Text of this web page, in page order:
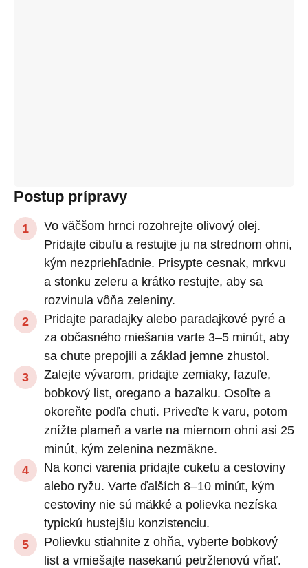
Postup prípravy
Vo väčšom hrnci rozohrejte olivový olej.
Pridajte cibuľu a restujte ju na strednom ohni,
kým nezpriehľadnie. Prisypte cesnak, mrkvu
a stonku zeleru a krátko restujte, aby sa
rozvinula vôňa zeleniny.
Pridajte paradajky alebo paradajkové pyré a
za občasného miešania varte 3–5 minút, aby
sa chute prepojili a základ jemne zhustol.
Zalejte vývarom, pridajte zemiaky, fazuľe,
bobkový list, oregano a bazalku. Osoľte a
okoreňte podľa chuti. Priveďte k varu, potom
znížte plameň a varte na miernom ohni asi 25
minút, kým zelenina nezmäkne.
Na konci varenia pridajte cuketu a cestoviny
alebo ryžu. Varte ďalších 8–10 minút, kým
cestoviny nie sú mäkké a polievka nezíska
typickú hustejšiu konzistenciu.
Polievku stiahnite z ohňa, vyberte bobkový
list a vmiešajte nasekanú petržlenovú vňať.